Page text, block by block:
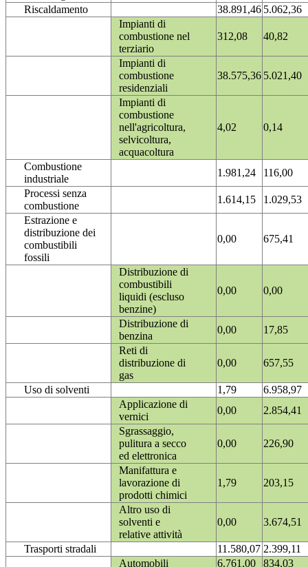
Riscaldamento 38.891,46 5.062,36
Impianti di
combustione nel
terziario
312,08 40,82
Impianti di
combustione
residenziali
38.575,36 5.021,40
Impianti di
combustione
nell'agricoltura,
selvicoltura,
acquacoltura
4,02 0,14
Combustione
industriale
1.981,24
116,00
Processi senza
combustione
1.614,15
1.029,53
Estrazione e
distribuzione dei
combustibili
fossili
0,00 675,41
Distribuzione di
combustibili
liquidi (escluso
benzine)
0,00 0,00
Distribuzione di
benzina
0,00
17,85
Reti di
distribuzione di
gas
0,00 657,55
Uso di solventi 1,79
6.958,97
Applicazione di
vernici
0,00
2.854,41
Sgrassaggio,
pulitura a secco
ed elettronica
0,00 226,90
Manifattura e
lavorazione di
prodotti chimici
1,79 203,15
Altro uso di
solventi e
relative attività
0,00 3.674,51
Trasporti stradali 11.580,07 2.399,11
Automobili
6.761,00
834,03